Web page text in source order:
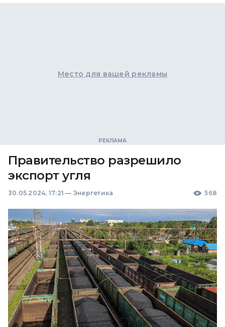
Место для вашей рекламы
Правительство разрешило
экспорт угля
30.05.2024, 17:21 — Энергетика 568